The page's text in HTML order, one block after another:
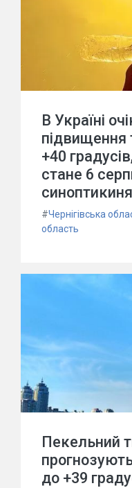
В Україні
підвищення
+40
стане 6
#Чернігівська
область
Пекельний
до +39